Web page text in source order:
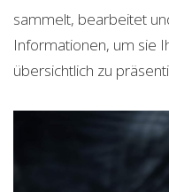
sammelt, bearbeitet
Informationen, um sie
übersichtlich zu